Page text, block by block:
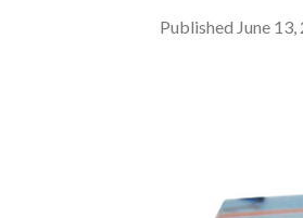
Published June